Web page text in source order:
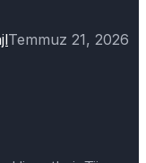
Temmuz 21, 2026